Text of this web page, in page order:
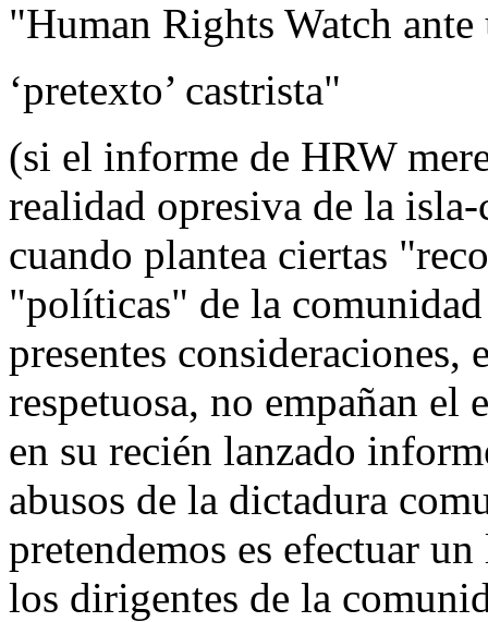
"Human Rights Watch ante
‘pretexto’ castrista"
(si el informe de HRW
realidad opresiva de la
cuando plantea ciertas
"políticas" de la
presentes consideraciones,
respetuosa, no empañan el
en su recién lanzado
abusos de la dictadura
pretendemos es efectuar
los dirigentes de la